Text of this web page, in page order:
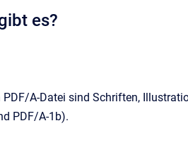
es?
A-Datei sind Schriften,
PDF/A-1b).